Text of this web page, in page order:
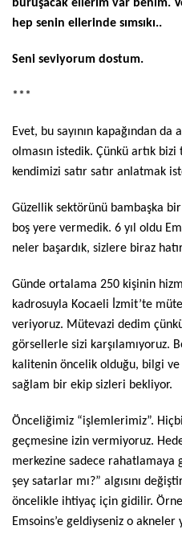
buruşacak ellerim var benim.
hep senin ellerinde sımsıkı..
Seni seviyorum dostum.
***
Evet, bu sayının kapağından
olmasın istedik. Çünkü artık
kendimizi satır satır anlatmak
Güzellik sektörünü bambaşka
boş yere vermedik. 6 yıl oldu
neler başardık, sizlere biraz
Günde ortalama 250 kişinin
kadrosuyla Kocaeli İzmit’te
veriyoruz. Mütevazi dedim çünkü
görsellerle sizi karşılamıyoruz.
kalitenin öncelik olduğu, bilgi
sağlam bir ekip sizleri bekliyor.
Önceliğimiz “işlemlerimiz”.
geçmesine izin vermiyoruz.
merkezine sadece rahatlamaya
şey satarlar mı?” algısını
öncelikle ihtiyaç için gidilir.
Emsoins’e geldiyseniz o